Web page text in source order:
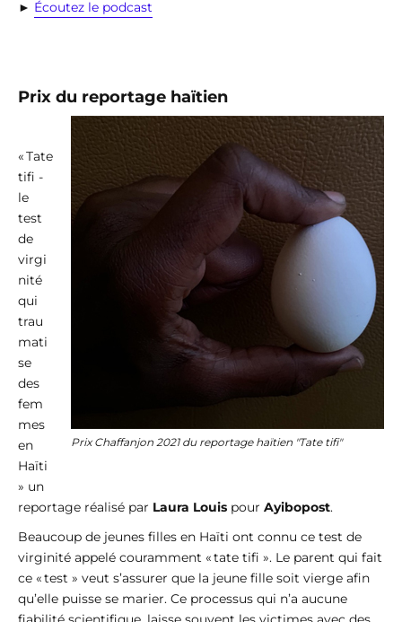
► Écoutez le podcast
Prix du reportage haïtien
Prix Chaffanjon 2021 du reportage haïtien "Tate tifi"
« Tate
tifi -
le
test
de
virgi
nité
qui
trau
mati
se
des
fem
mes
en
Haïti
» un
reportage réalisé par Laura Louis pour Ayibopost.
Beaucoup de jeunes filles en Haïti ont connu ce test de
virginité appelé couramment « tate tifi ». Le parent qui fait
ce « test » veut s’assurer que la jeune fille soit vierge afin
qu’elle puisse se marier. Ce processus qui n’a aucune